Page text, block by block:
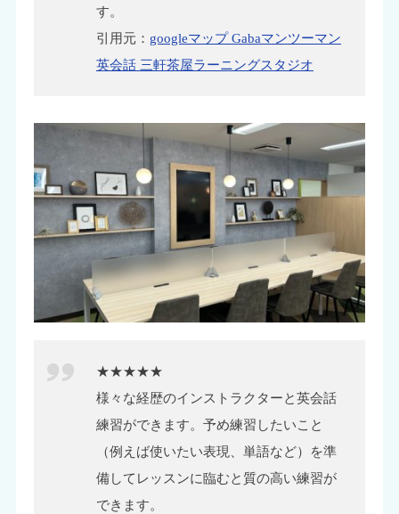
す。
引用元： googleマップ Gabaマンツーマン
英会話 三軒茶屋ラーニングスタジオ
★★★★★
様々な経歴のインストラクターと英会話
練習ができます。予め練習したいこと
（例えば使いたい表現、単語など）を準
備してレッスンに臨むと質の高い練習が
できます。